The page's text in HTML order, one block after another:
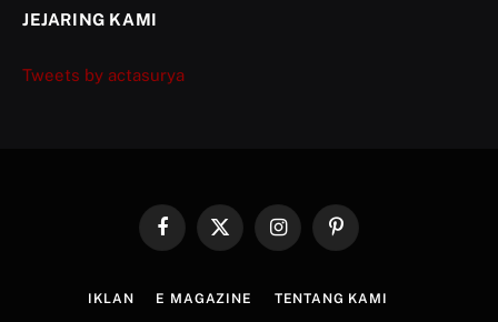
JEJARING KAMI
Tweets by actasurya
FacebookX
InstagramPinterest
IKLAN E MAGAZINE TENTANG KAMI